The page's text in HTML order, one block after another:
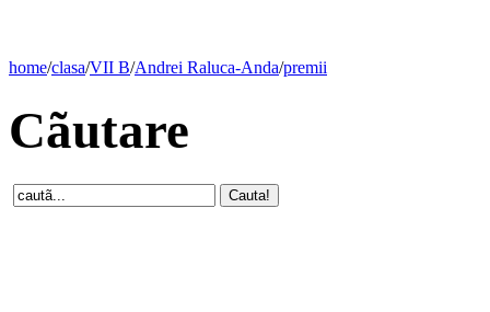
home/clasa/VII B/Andrei Raluca-Anda/premii
Cãutare